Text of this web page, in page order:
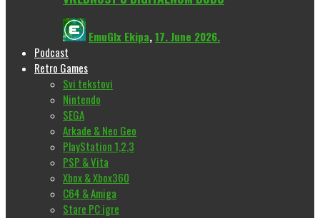
EmuGlx Ekipa,17. June 2026.
Podcast
Retro Games
Svi tekstovi
Nintendo
SEGA
Arkade & Neo Geo
PlayStation 1,2,3
PSP & Vita
Xbox & Xbox360
C64 & Amiga
Stare PC igre